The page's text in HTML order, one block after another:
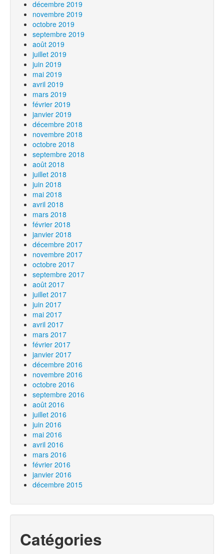
décembre 2019
novembre 2019
octobre 2019
septembre 2019
août 2019
juillet 2019
juin 2019
mai 2019
avril 2019
mars 2019
février 2019
janvier 2019
décembre 2018
novembre 2018
octobre 2018
septembre 2018
août 2018
juillet 2018
juin 2018
mai 2018
avril 2018
mars 2018
février 2018
janvier 2018
décembre 2017
novembre 2017
octobre 2017
septembre 2017
août 2017
juillet 2017
juin 2017
mai 2017
avril 2017
mars 2017
février 2017
janvier 2017
décembre 2016
novembre 2016
octobre 2016
septembre 2016
août 2016
juillet 2016
juin 2016
mai 2016
avril 2016
mars 2016
février 2016
janvier 2016
décembre 2015
Catégories